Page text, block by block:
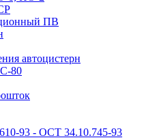
ПВ
автоцистерн
80
93 - ОСТ 34.10.745-93